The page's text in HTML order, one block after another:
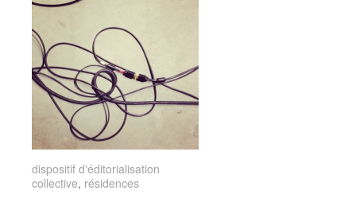
dispositif d'éditorialisation
collective, résidences
dispositif d'éditorialisation
collective résidences